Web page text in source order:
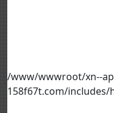
/www/wwwroot/xn--
158f67t.com/includes/